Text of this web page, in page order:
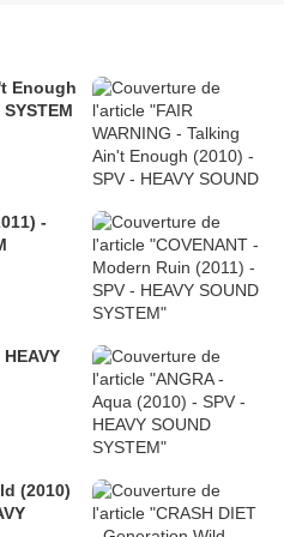
Enough
-
(2010)